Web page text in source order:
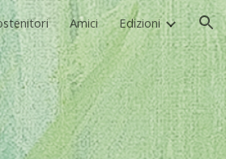
Amici Edizioni